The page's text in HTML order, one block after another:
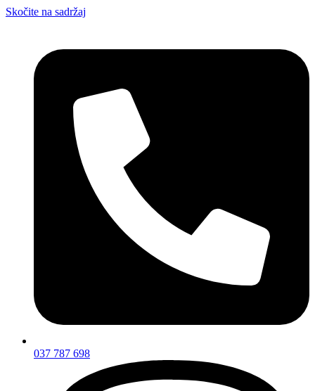
Skočite na sadržaj
037 787 698